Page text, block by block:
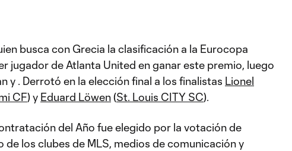
busca con Grecia la clasificación a la Eurocopa
jugador de Atlanta United en ganar este premio, luego
y . Derrotó en la elección final a los finalistas Lionel
CF) y Eduard Löwen(St. Louis CITY SC).
del Año fue elegido por la votación de
de los clubes de MLS, medios de comunicación y